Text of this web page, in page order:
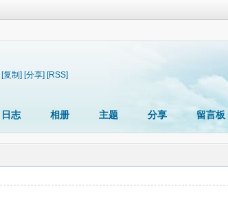
[复制] [分享] [RSS]
日志 相册 主题 分享 留言板